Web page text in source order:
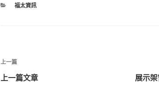
分
福太資訊
文
章
上
一
上一篇
上一篇文章
展示